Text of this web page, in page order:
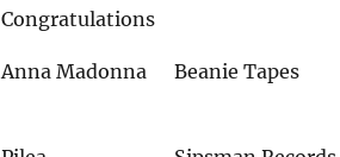
Congratulations
Anna Madonna Beanie Tapes